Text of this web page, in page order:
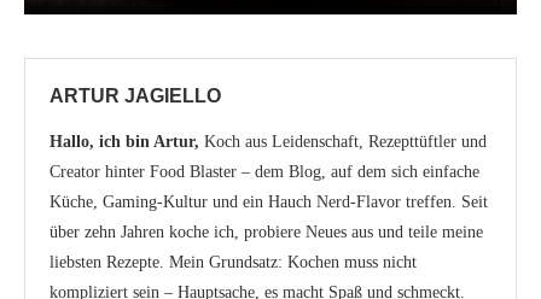
ARTUR JAGIELLO
Hallo, ich bin Artur, Koch aus Leidenschaft, Rezepttüftler und
Creator hinter Food Blaster – dem Blog, auf dem sich einfache
Küche, Gaming-Kultur und ein Hauch Nerd-Flavor treffen. Seit
über zehn Jahren koche ich, probiere Neues aus und teile meine
liebsten Rezepte. Mein Grundsatz: Kochen muss nicht
kompliziert sein – Hauptsache, es macht Spaß und schmeckt.